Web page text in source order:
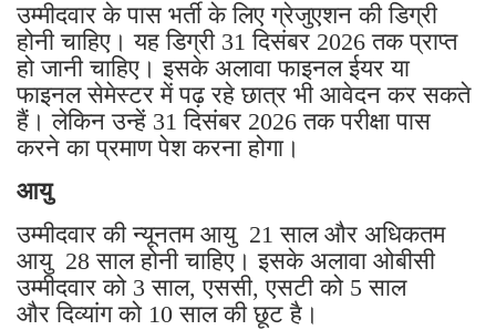
उम्मीदवार के पास भर्ती के लिए ग्रेजुएशन की डिग्री
होनी चाहिए। यह डिग्री 31 दिसंबर 2026 तक प्राप्त
हो जानी चाहिए। इसके अलावा फाइनल ईयर या
फाइनल सेमेस्टर में पढ़ रहे छात्र भी आवेदन कर सकते
हैं। लेकिन उन्हें 31 दिसंबर 2026 तक परीक्षा पास
करने का प्रमाण पेश करना होगा।
आयु
उम्मीदवार की न्यूनतम आयु 21 साल और अधिकतम
आयु 28 साल होनी चाहिए। इसके अलावा ओबीसी
उम्मीदवार को 3 साल, एससी, एसटी को 5 साल
और दिव्यांग को 10 साल की छूट है।